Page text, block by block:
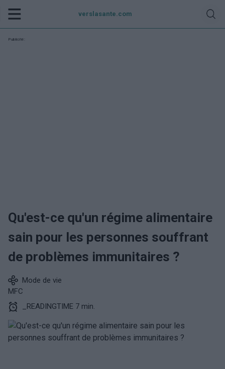
verslasante.com
Publicité:
Qu'est-ce qu'un régime alimentaire
sain pour les personnes souffrant
de problèmes immunitaires ?
Mode de vie
MFC
_READINGTIME 7 min.